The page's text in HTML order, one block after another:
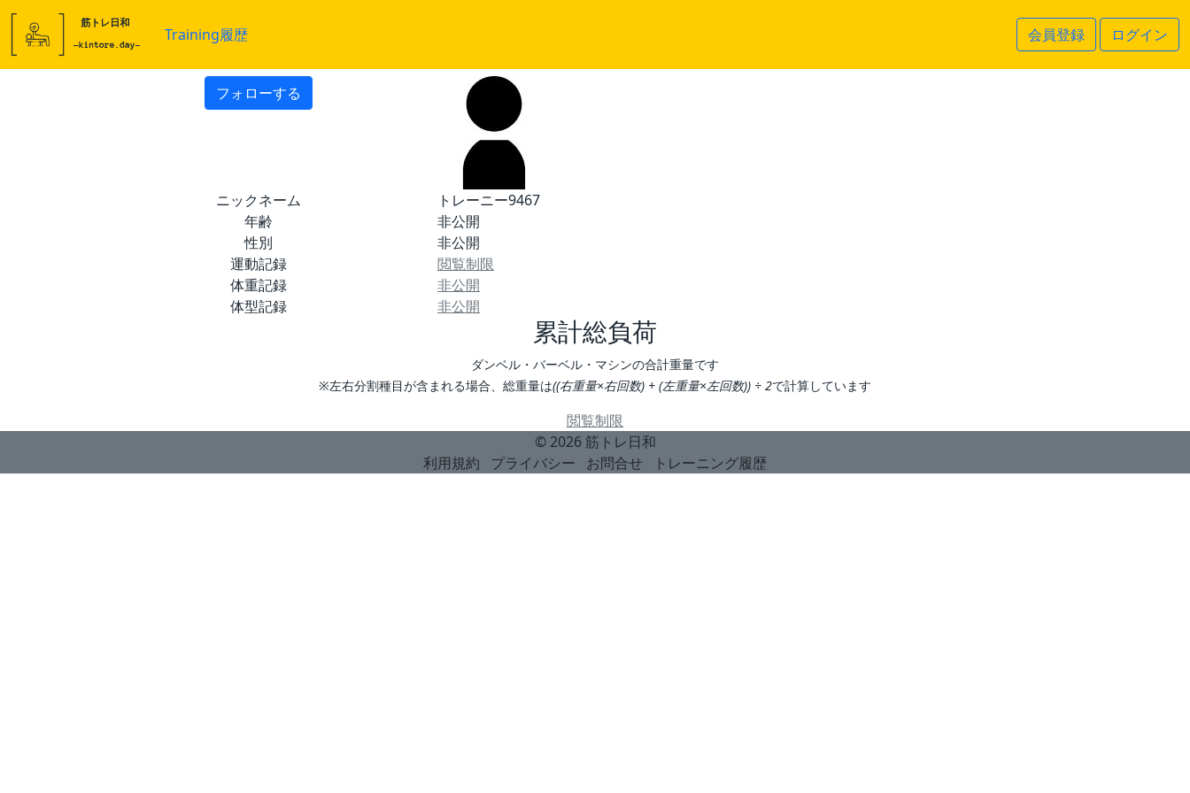
Training履歴 会員登録 ログイン
フォローする
ニックネーム
トレーニー9467
年齢
非公開
性別
非公開
運動記録
閲覧制限
体重記録
非公開
体型記録
非公開
累計総負荷
ダンベル・バーベル・マシンの合計重量です
※左右分割種目が含まれる場合、総重量は((右重量×右回数) + (左重量×左回数)) ÷ 2で計算しています
閲覧制限
© 2026 筋トレ日和
利用規約
プライバシー お問合せ トレーニング履歴